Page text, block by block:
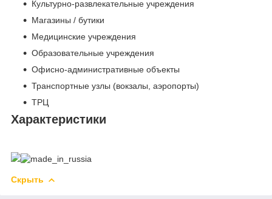
Культурно-развлекательные учреждения
Магазины / бутики
Медицинские учреждения
Образовательные учреждения
Офисно-административные объекты
Транспортные узлы (вокзалы, аэропорты)
ТРЦ
Характеристики
Скрыть